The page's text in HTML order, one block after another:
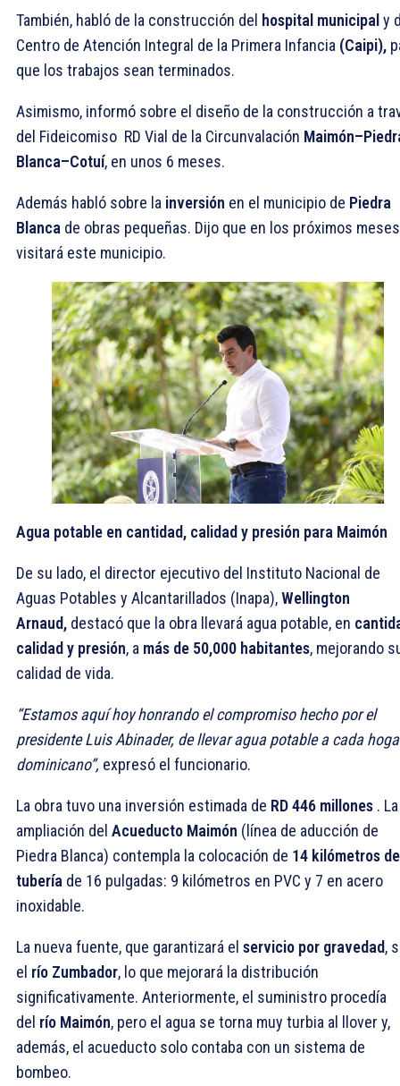
También, habló de la construcción del hospital municipaly
Centro de Atención Integral de la Primera Infancia (Caipi),
que los trabajos sean terminados.
Asimismo, informó sobre el diseño de la construcción a
del Fideicomiso RD Vial de la Circunvalación
Blanca–Cotuí, en unos 6 meses.
Además habló sobre la inversión en el municipio de Piedra
Blanca de obras pequeñas. Dijo que en los próximos meses
visitará este municipio.
Agua potable en cantidad, calidad y presión para Maimón
De su lado, el director ejecutivo del Instituto Nacional de
Aguas Potables y Alcantarillados (Inapa),Wellington
Arnaud, destacó que la obra llevará agua potable, en
calidad y presión, a más de 50,000 habitantes, mejorando
calidad de vida.
“Estamos aquí hoy honrando el compromiso hecho por el
presidente Luis Abinader, de llevar agua potable a cada
dominicano”, expresó el funcionario.
La obra tuvo una inversión estimada de RD 446 millones . La
ampliación del Acueducto Maimón (línea de aducción de
Piedra Blanca) contempla la colocación de 14 kilómetros de
tubería de 16 pulgadas: 9 kilómetros en PVC y 7 en acero
inoxidable.
La nueva fuente, que garantizará el servicio por gravedad,
el río Zumbador, lo que mejorará la distribución
significativamente. Anteriormente, el suministro procedía
del río Maimón, pero el agua se torna muy turbia al llover y,
además, el acueducto solo contaba con un sistema de
bombeo.